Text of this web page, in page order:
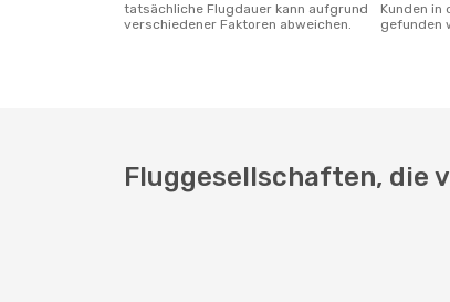
tatsächliche Flugdauer kann aufgrund
verschiedener Faktoren abweichen.
Kunden in
gefunden
Fluggesellschaften, die